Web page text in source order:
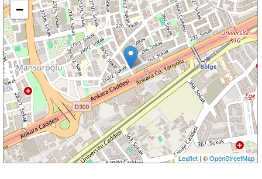
−
Leaflet| ©OpenStreetMap